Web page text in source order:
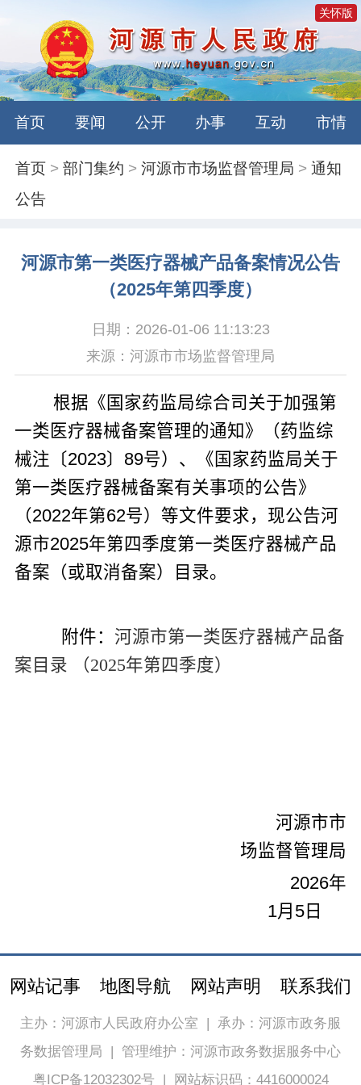
关怀版
首页 要闻 公开 办事 互动 市情
首页 >部门集约 >河源市市场监督管理局 >通知
公告
河源市第一类医疗器械产品备案情况公告
（2025年第四季度）
日期：2026-01-06 11:13:23
来源：河源市市场监督管理局
根据《国家药监局综合司关于加强第
一类医疗器械备案管理的通知》（药监综
械注〔2023〕 89号）、《国家药监局关于
第一类医疗器械备案有关事项的公告》
（2022年第62号）等文件要求，现公告河
源市2025年第四 季度第一类医疗器械产品
备案（或取消备案） 目录。
附件： 河源市第一类医疗器械产品备
案目录 （2025年第四季度）
河源市市
场监督管理局
2026年
1月 5 日
网站记事 地图导航 网站声明 联系我们
主办：河源市人民政府办公室 | 承办：河源市政务服
务数据管理局 | 管理维护：河源市政务数据服务中心
粤ICP备12032302号| 网站标识码：4416000024